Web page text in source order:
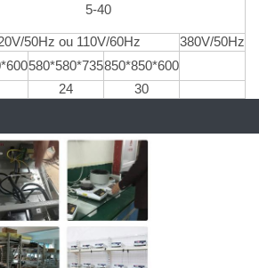
5-40
50Hz ou 110V/60Hz
380V/50Hz
580*580*735850*850*600
24 30